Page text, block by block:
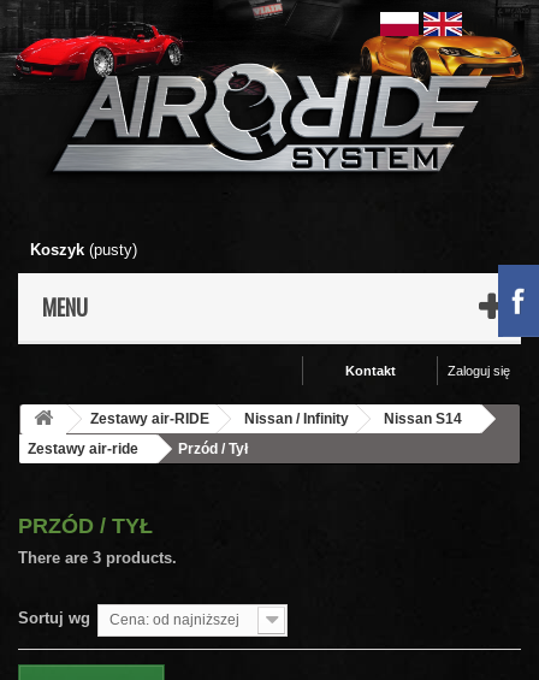
Koszyk (pusty)
MENU
Zaloguj się
Kontakt
Zestawy air-RIDE Nissan / Infinity
Nissan S14
Zestawy air-ride
Przód / Tył
PRZÓD / TYŁ
There are 3 products.
Sortuj wg Cena: od najniższej